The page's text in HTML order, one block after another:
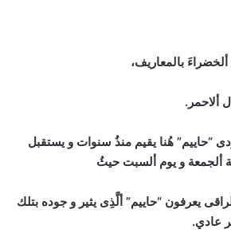
بالمعاريف،
ألاحمر.
“حاييم” هُنا يقيم منذُ سنوات و يستقبل
ألجمعة و يوم ألسبت حيثُ
يعرفون “حاييم” ألَّذِى يثير و جوده بتلك
عادي.